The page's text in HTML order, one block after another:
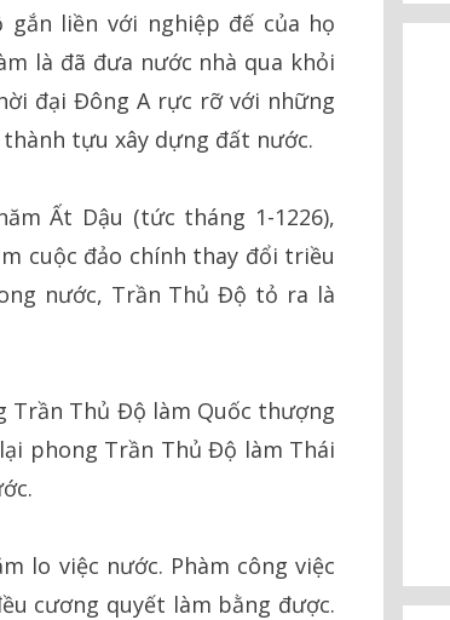
gắn liền với nghiệp đế của họ
là đã đưa nước nhà qua khỏi
đại Đông A rực rỡ với những
tựu xây dựng đất nước.
Ất Dậu (tức tháng 1-1226),
cuộc đảo chính thay đổi triều
nước, Trần Thủ Độ tỏ ra là
Trần Thủ Độ làm Quốc thượng
phong Trần Thủ Độ làm Thái
lo việc nước. Phàm công việc
cương quyết làm bằng được.